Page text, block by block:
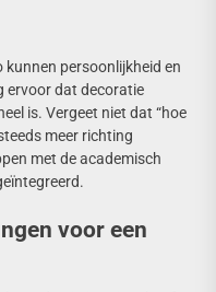
persoonlijkheid en
ervoor dat decoratie
is. Vergeet niet dat “hoe
meer richting
met de academisch
voor een